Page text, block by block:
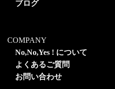
ブログ
COMPANY
No,No,Yes ! について
よくあるご質問
お問い合わせ